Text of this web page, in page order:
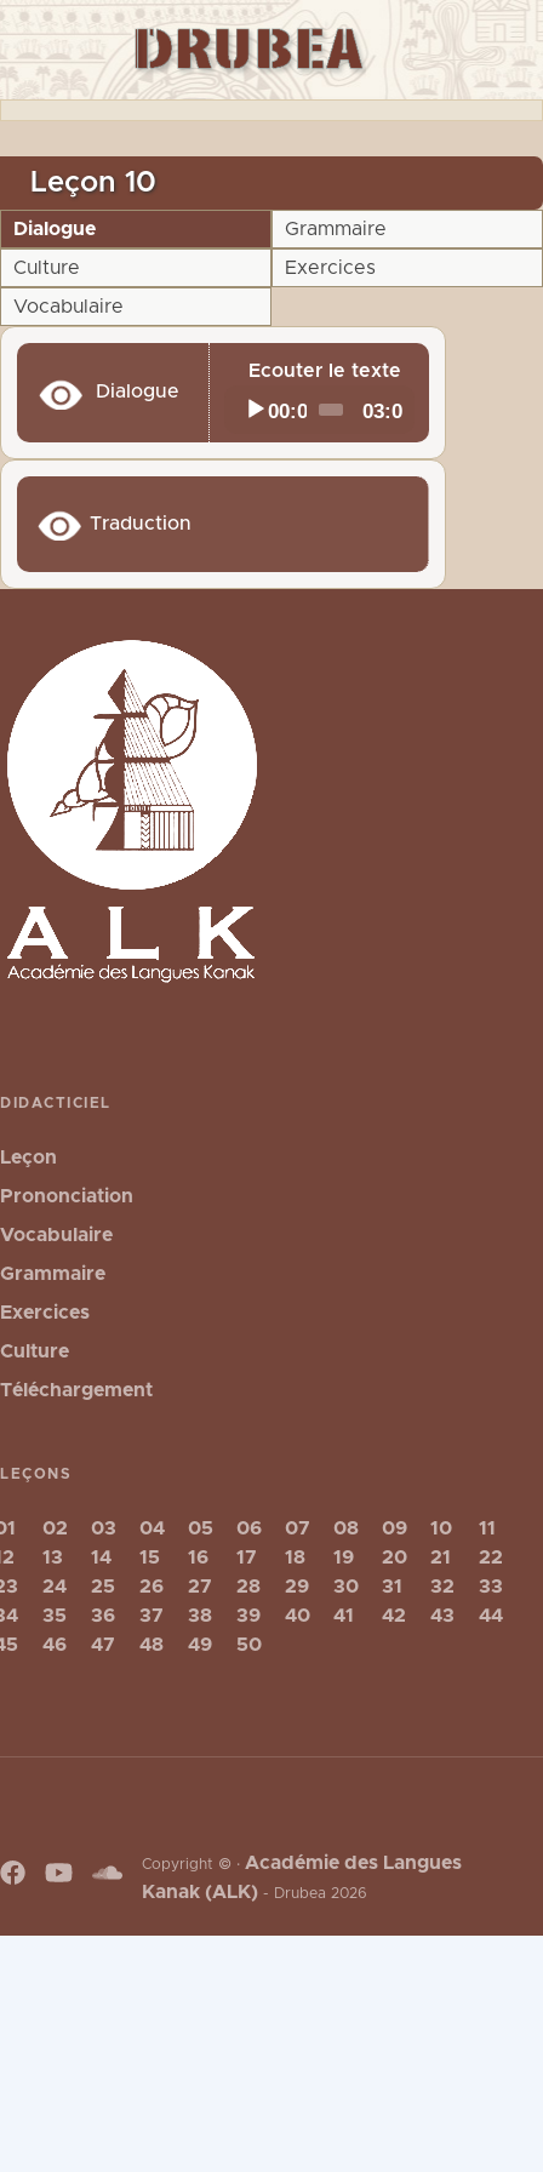
Leçon 10
Dialogue
Grammaire
Culture
Exercices
Vocabulaire
Dialogue
Ecouter le texte
Current
time
00:00
Total
duration
03:05
Traduction
DIDACTICIEL
Leçon
Prononciation
Vocabulaire
Grammaire
Exercices
Culture
Téléchargement
LEÇONS
02 03 04 05 06 07 08 09 10
11
13 14 15 16 17 18 19 20 21
22
24 25 26 27 28 29 30 31 32
33
35 36 37 38 39 40 41 42 43
44
46 47 48 49 50
Copyright © ·Académie des Langues
Kanak (ALK) - Drubea 2026